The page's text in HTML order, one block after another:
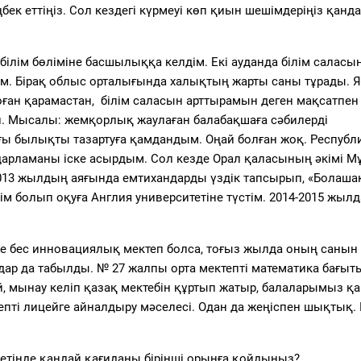
еттіңіз. Сол кездегі күрмеуі көп қиын шешімдеріңіз
бөліміне басшылыққа келдім. Екі ауданда білім
Бірақ облыс орталығында халықтың жарты саны тұрады. Я
қарамастан, білім саласын арттырамын деген мақсатпен
жемқорлық жаулаған балабақшаға сәбилерді
былықты тазартуға қамдандым. Оңай болған жоқ.
іске асырдым. Сол кезде Орал қаласының әкімі
жылдың аяғында емтихандарды үздік тапсырып,
оқуға Англия университетіне түстім. 2014-2015
бес инновациялық мектеп болса, тоғыз жылда оның санын
да табылды. № 27 жалпы орта мектепті математика
мынау келіп қазақ мектебін құртып жатыр, балаларымыз
лицейге айналдыру мәселесі. Одан да жеңіспен шықтық.